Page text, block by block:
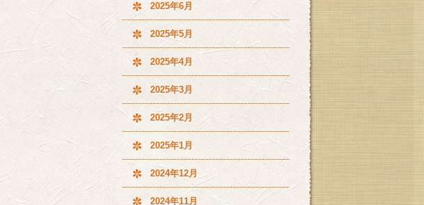
2025年6月
2025年5月
2025年4月
2025年3月
2025年2月
2025年1月
2024年12月
2024年11月